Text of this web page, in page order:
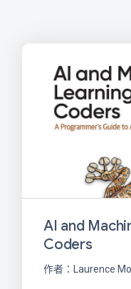
AI and
Coders
作者：Laurence